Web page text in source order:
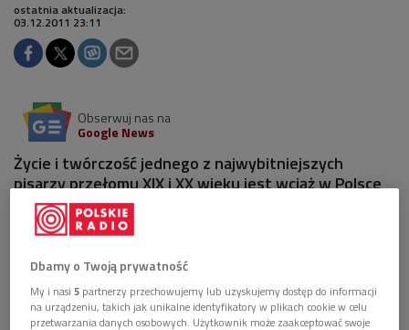
ostatnia aktualizacja:
03.12.2011 23:11
Obserwuj nas na
Google News
Życie i twórczość jednego z najwybitniejszych
pisarzy przełomu XIX i XX wieku jest wciąż w Polsce
mało znana. Czym zasłużył się dla literatury Henry
James? Jaki tak naprawdę był?
AUDIO 1 plik
 37'39 
Dbamy o Twoją prywatność
My i nasi5 partnerzy przechowujemy lub uzyskujemy dostęp do informacji
na urządzeniu, takich jak unikalne identyfikatory w plikach cookie w celu
przetwarzania danych osobowych. Użytkownik może zaakceptować swoje